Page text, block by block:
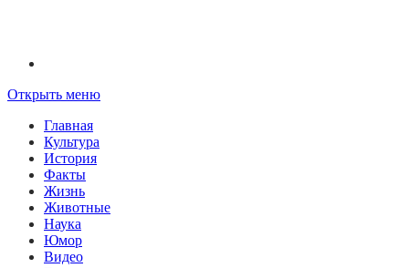
Открыть меню
Главная
Культура
История
Факты
Жизнь
Животные
Наука
Юмор
Видео